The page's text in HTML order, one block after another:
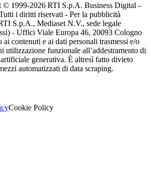
© 1999-2026 RTI S.p.A. Business Digital -
i diritti riservati - Per la pubblicità
S.p.A., Mediaset N.V., sede legale
- Uffici Viale Europa 46, 20093 Cologno
ai contenuti e ai dati personali trasmessi e/o
utilizzazione funzionale all’addestramento di
generativa. È altresì fatto divieto
automatizzati di data scraping.
Cookie Policy